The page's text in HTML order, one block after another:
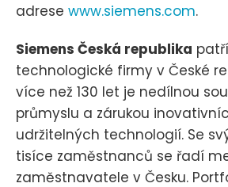
adrese www.siemens.com.
Siemens Česká republika
technologické firmy v České
více než 130 let je nedílnou
průmyslu a zárukou
udržitelných technologií. Se
tisíce zaměstnanců se řadí
zaměstnavatele v Česku.